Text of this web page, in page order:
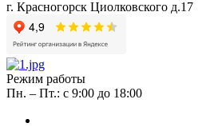
г. Красногорск Циолковского д.17
Режим работы
Пн. – Пт.: с 9:00 до 18:00